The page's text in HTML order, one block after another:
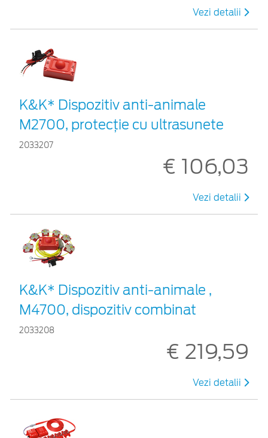
Vezi detalii
K&K* Dispozitiv anti-animale
M2700, protecție cu ultrasunete
2033207
€ 106,03
Vezi detalii
K&K* Dispozitiv anti-animale ,
M4700, dispozitiv combinat
2033208
€ 219,59
Vezi detalii